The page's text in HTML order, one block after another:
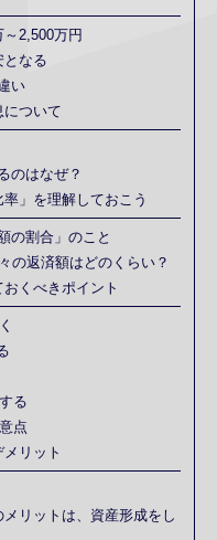
2,500万円
となる
い
ついて
のはなぜ？
」を理解しておこう
の割合」のこと
の返済額はどのくらい？
くべきポイント
る
点
リット
リットは、資産形成をし